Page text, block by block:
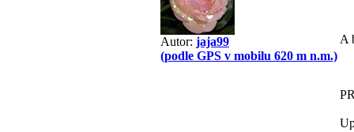
Autor: jaja99
(podle GPS v mobilu 620 m n.m.)
A